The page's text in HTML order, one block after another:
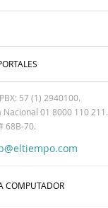
57 (1) 2940100.
01 8000 110 211.
68B-70.
COMPUTADOR